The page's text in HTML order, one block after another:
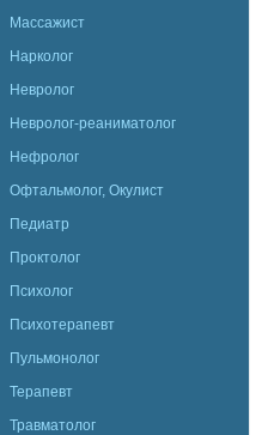
Массажист
Нарколог
Невролог
Невролог-реаниматолог
Нефролог
Офтальмолог, Окулист
Педиатр
Проктолог
Психолог
Психотерапевт
Пульмонолог
Терапевт
Травматолог